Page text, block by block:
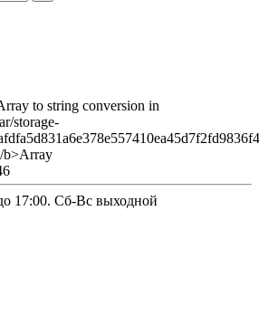
to string conversion in
storage-
b>Array
17:00. Сб-Вс выходной